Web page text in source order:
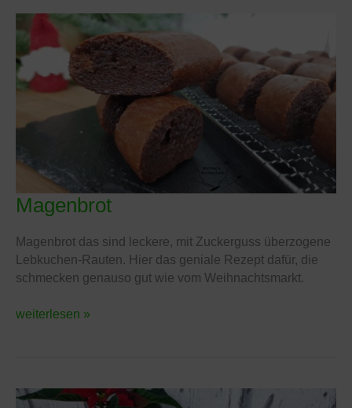
Magenbrot
Magenbrot das sind leckere, mit Zuckerguss überzogene
Lebkuchen-Rauten. Hier das geniale Rezept dafür, die
schmecken genauso gut wie vom Weihnachtsmarkt.
Magenbrot
weiterlesen »